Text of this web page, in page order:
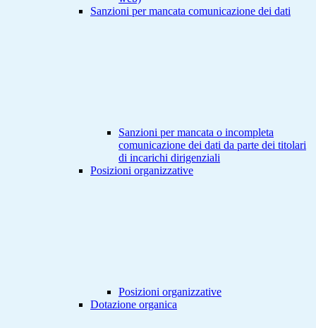
Sanzioni per mancata comunicazione dei dati
Sanzioni per mancata o incompleta
comunicazione dei dati da parte dei titolari
di incarichi dirigenziali
Posizioni organizzative
Posizioni organizzative
Dotazione organica